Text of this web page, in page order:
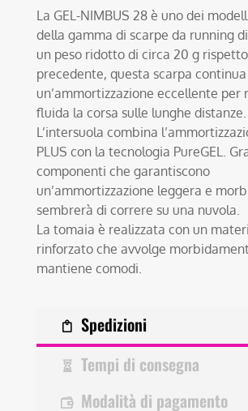
La GEL-NIMBUS 28 è uno dei
della gamma di scarpe da running di
un peso ridotto di circa 20 g
precedente, questa scarpa
un’ammortizzazione eccellente per
fluida la corsa sulle lunghe distanze.
L’intersuola combina
PLUS con la tecnologia PureGEL.
componenti che garantiscono
un’ammortizzazione leggera e
sembrerà di correre su una nuvola.
La tomaia è realizzata con un
rinforzato che avvolge
mantiene comodi.
Spedizioni
Tempi di consegna
Modalità di pagamento